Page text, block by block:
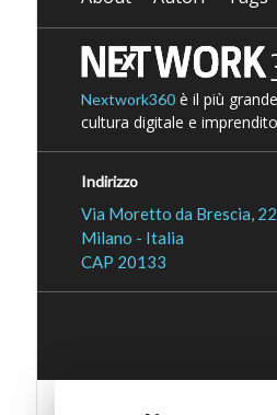
Nextwork360è il più
cultura digitale e
Indirizzo
Via Moretto da Brescia, 22
Milano - Italia
CAP 20133